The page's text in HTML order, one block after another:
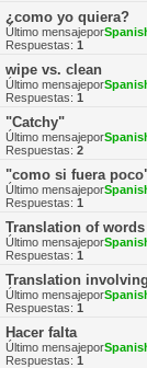
¿como yo quiera?
Último mensajepor
Respuestas: 1
wipe vs. clean
Último mensajepor
Respuestas: 1
"Catchy"
Último mensajepor
Respuestas: 2
"como si fuera
Último mensajepor
Respuestas: 1
Translation of
Último mensajepor
Respuestas: 1
Translation
Último mensajepor
Respuestas: 1
Hacer falta
Último mensajepor
Respuestas: 1